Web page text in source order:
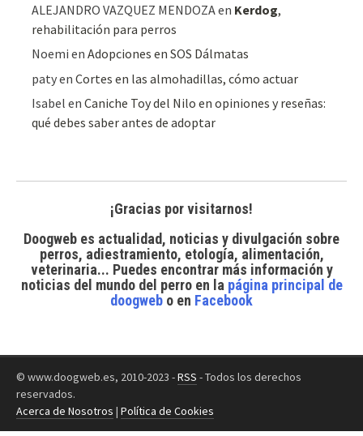
ALEJANDRO VAZQUEZ MENDOZAen Kerdog,
rehabilitación para perros
Noemi enAdopciones en SOS Dálmatas
patyenCortes en las almohadillas, cómo actuar
Isabel enCaniche Toy del Nilo en opiniones y reseñas:
qué debes saber antes de adoptar
¡Gracias por visitarnos!
Doogweb es actualidad, noticias y divulgación sobre
perros, adiestramiento, etología, alimentación,
veterinaria... Puedes encontrar más información y
noticias del mundo del perroen la página principal de
doogweb o en Facebook
© www.doogweb.es, 2010-2023 -RSS - Todos los derechos
reservados.
Acerca de Nosotros | Política de Cookies